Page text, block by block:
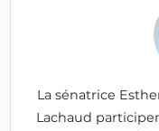
La sénatrice
Lachaud